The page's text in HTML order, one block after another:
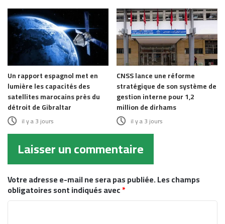
Un rapport espagnol met en
lumière les capacités des
satellites marocains près du
détroit de Gibraltar
il y a 3 jours
CNSS lance une réforme
stratégique de son système de
gestion interne pour 1,2
million de dirhams
il y a 3 jours
Laisser un commentaire
Votre adresse e-mail ne sera pas publiée.Les champs
obligatoires sont indiqués avec*